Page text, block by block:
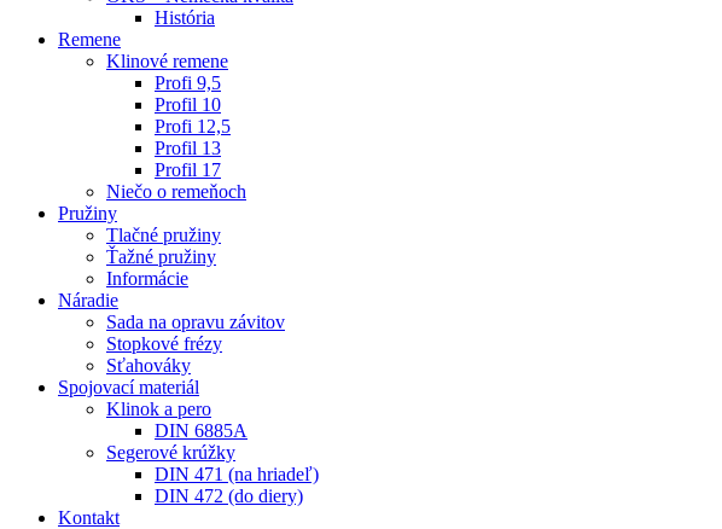
História
Remene
Klinové remene
Profi 9,5
Profil 10
Profi 12,5
Profil 13
Profil 17
Niečo o remeňoch
Pružiny
Tlačné pružiny
Ťažné pružiny
Informácie
Náradie
Sada na opravu závitov
Stopkové frézy
Sťahováky
Spojovací materiál
Klinok a pero
DIN 6885A
Segerové krúžky
DIN 471 (na hriadeľ)
DIN 472 (do diery)
Kontakt